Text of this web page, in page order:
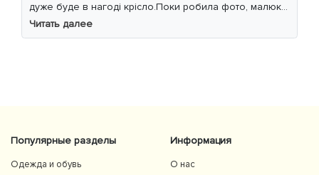
дуже буде в нагоді крісло.Поки робила фото, малюк
уважно читав інструкцію 😁
Читать далее
Популярные разделы
Одежда и обувь
Информация
О нас